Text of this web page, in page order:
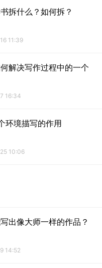
拆什么？如何拆？
11:39
解决写作过程中的一个
16:34
环境描写的作用
10:06
出像大师一样的作品？
14:52